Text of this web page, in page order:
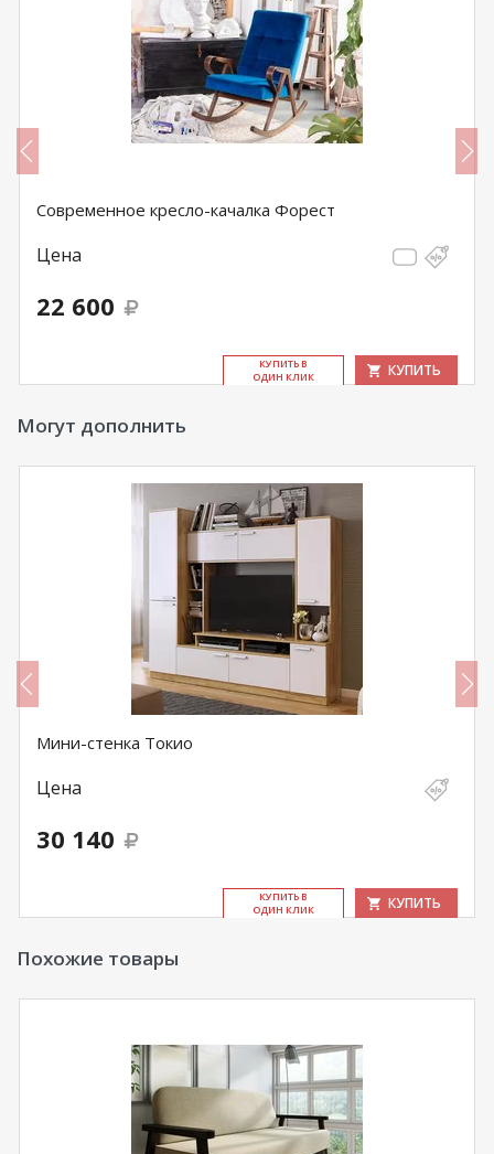
Современное кресло-качалка Форест
Цена
22 600
КУ­ПИТЬ В
ОДИН КЛИК
КУПИТЬ
Могут дополнить
Мини-стенка Токио
Цена
30 140
КУ­ПИТЬ В
ОДИН КЛИК
КУПИТЬ
Похожие товары